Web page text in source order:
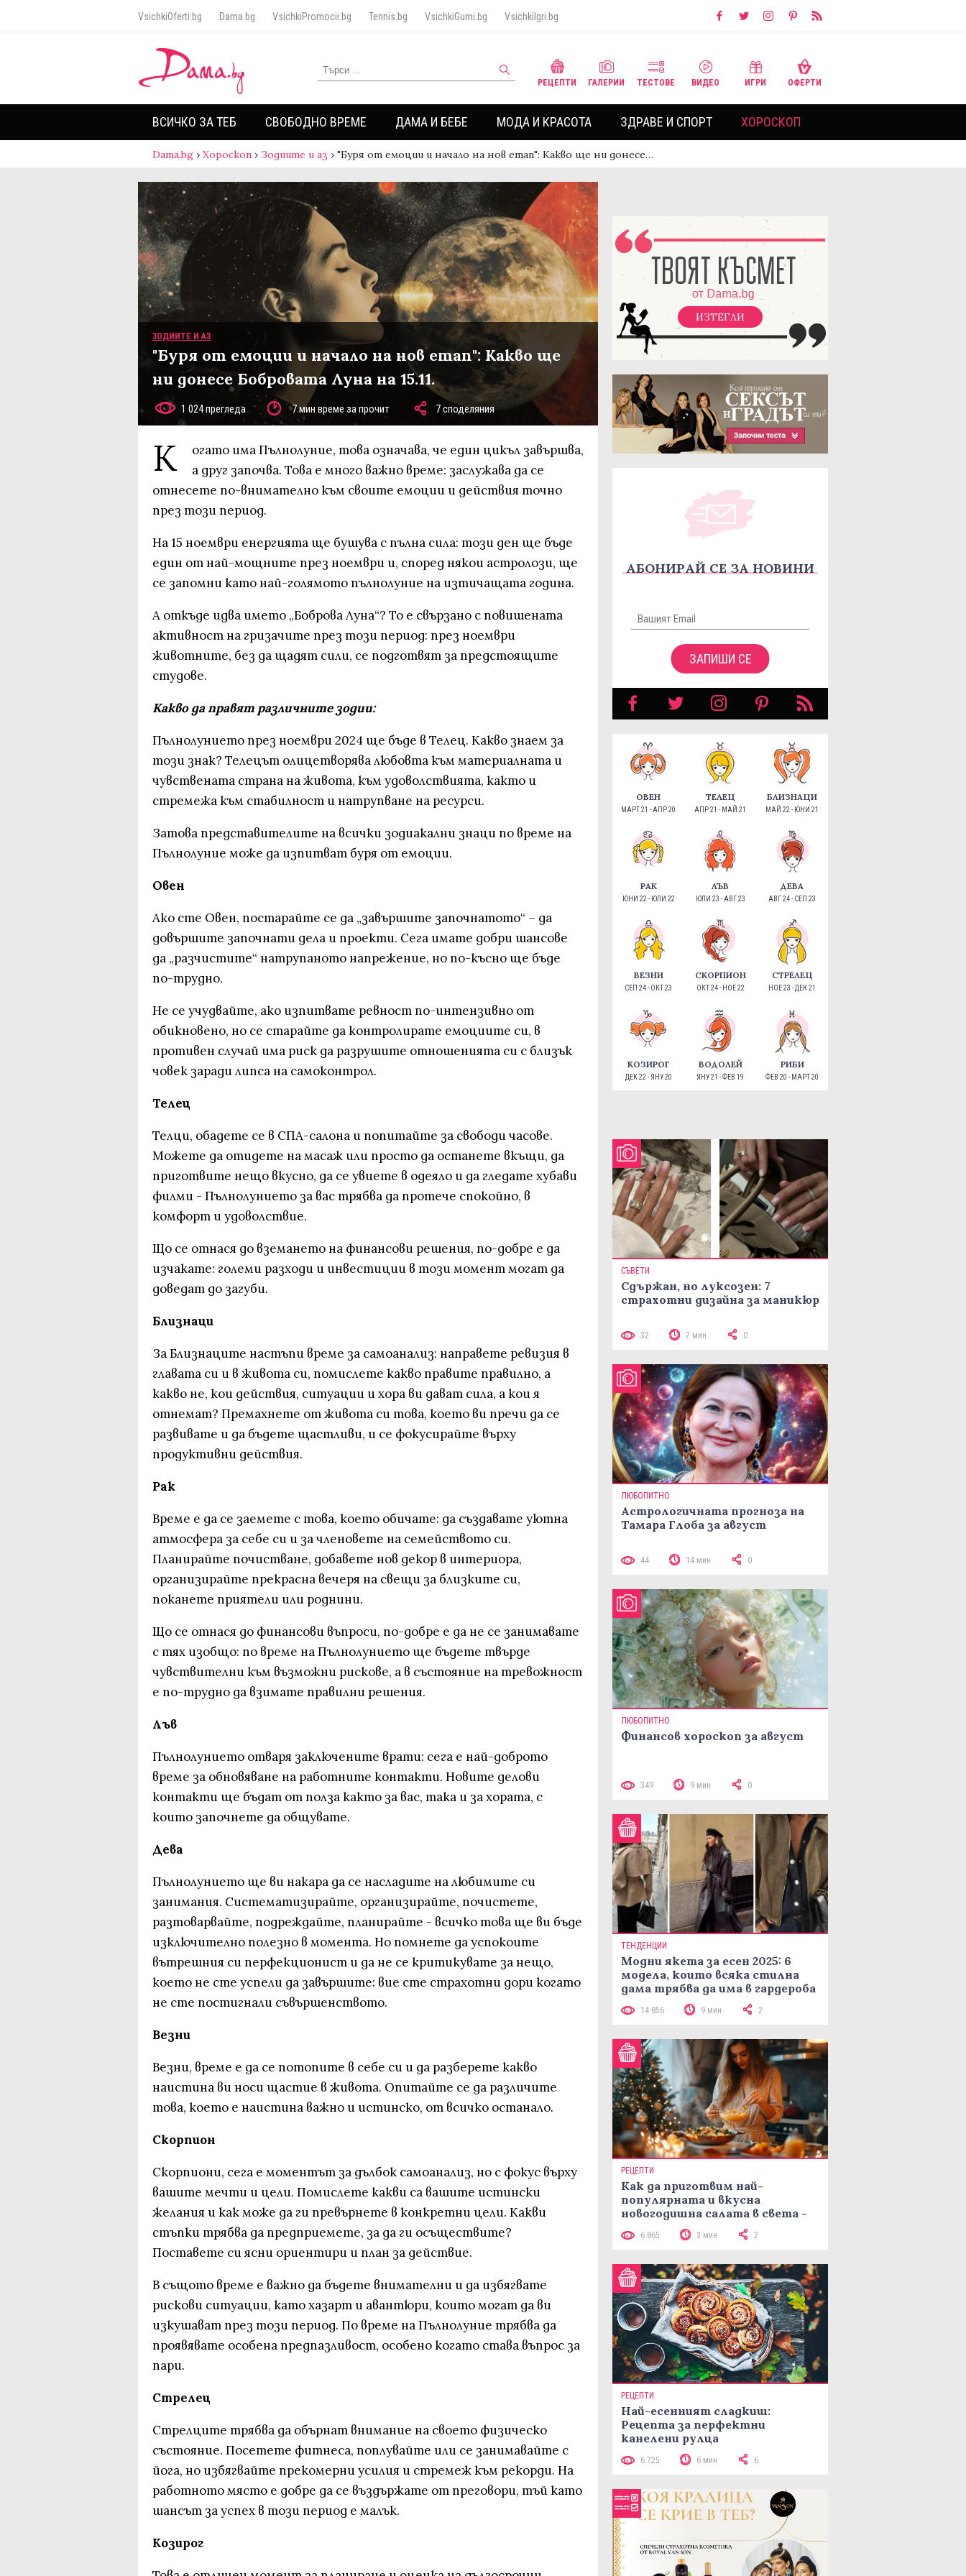
VsichkiOferti.bg Dama.bg VsichkiPromocii.bg Tennis.bg VsichkiGumi.bg VsichkiIgri.bg
РЕЦЕПТИ ГАЛЕРИИ ТЕСТОВЕ ВИДЕО ИГРИ ОФЕРТИ
ВСИЧКО ЗА ТЕБ СВОБОДНО ВРЕМЕ ДАМА И БЕБЕ МОДА И КРАСОТА ЗДРАВЕ И СПОРТ ХОРОСКОП
Dama.bg › Хороскоп › Зодиите и аз › "Буря от емоции и начало на нов етап": Какво ще ни донесе…
ЗОДИИТЕ И АЗ
"Буря от емоции и начало на нов етап": Какво ще
ни донесе Бобровата Луна на 15.11.
1 024 прегледа 7 мин време за прочит 7 споделяния
К
огато има Пълнолуние, това означава, че един цикъл завършва,
а друг започва. Това е много важно време: заслужава да се
отнесете по-внимателно към своите емоции и действия точно
през този период.
На 15 ноември енергията ще бушува с пълна сила: този ден ще бъде
един от най-мощните през ноември и, според някои астролози, ще
се запомни като най-голямото пълнолуние на изтичащата година.
А откъде идва името „Боброва Луна“? То е свързано с повишената
активност на гризачите през този период: през ноември
животните, без да щадят сили, се подготвят за предстоящите
студове.
Какво да правят различните зодии:
Пълнолунието през ноември 2024 ще бъде в Телец. Какво знаем за
този знак? Телецът олицетворява любовта към материалната и
чувствената страна на живота, към удоволствията, както и
стремежа към стабилност и натрупване на ресурси.
Затова представителите на всички зодиакални знаци по време на
Пълнолуние може да изпитват буря от емоции.
Овен
Ако сте Овен, постарайте се да „завършите започнатото“ – да
довършите започнати дела и проекти. Сега имате добри шансове
да „разчистите“ натрупаното напрежение, но по-късно ще бъде
по-трудно.
Не се учудвайте, ако изпитвате ревност по-интензивно от
обикновено, но се старайте да контролирате емоциите си, в
противен случай има риск да разрушите отношенията си с близък
човек заради липса на самоконтрол.
Телец
Телци, обадете се в СПА-салона и попитайте за свободи часове.
Можете да отидете на масаж или просто да останете вкъщи, да
приготвите нещо вкусно, да се увиете в одеяло и да гледате хубави
филми - Пълнолунието за вас трябва да протече спокойно, в
комфорт и удоволствие.
Що се отнася до вземането на финансови решения, по-добре е да
изчакате: големи разходи и инвестиции в този момент могат да
доведат до загуби.
Близнаци
За Близнаците настъпи време за самоанализ: направете ревизия в
главата си и в живота си, помислете какво правите правилно, а
какво не, кои действия, ситуации и хора ви дават сила, а кои я
отнемат? Премахнете от живота си това, което ви пречи да се
развивате и да бъдете щастливи, и се фокусирайте върху
продуктивни действия.
Рак
Време е да се заемете с това, което обичате: да създавате уютна
атмосфера за себе си и за членовете на семейството си.
Планирайте почистване, добавете нов декор в интериора,
организирайте прекрасна вечеря на свещи за близките си,
поканете приятели или роднини.
Що се отнася до финансови въпроси, по-добре е да не се занимавате
с тях изобщо: по време на Пълнолунието ще бъдете твърде
чувствителни към възможни рискове, а в състояние на тревожност
е по-трудно да взимате правилни решения.
Лъв
Пълнолунието отваря заключените врати: сега е най-доброто
време за обновяване на работните контакти. Новите делови
контакти ще бъдат от полза както за вас, така и за хората, с
които започнете да общувате.
Дева
Пълнолунието ще ви накара да се насладите на любимите си
занимания. Систематизирайте, организирайте, почистете,
разтоварвайте, подреждайте, планирайте - всичко това ще ви бъде
изключително полезно в момента. Но помнете да успокоите
вътрешния си перфекционист и да не се критикувате за нещо,
което не сте успели да завършите: вие сте страхотни дори когато
не сте постигнали съвършенството.
Везни
Везни, време е да се потопите в себе си и да разберете какво
наистина ви носи щастие в живота. Опитайте се да различите
това, което е наистина важно и истинско, от всичко останало.
Скорпион
Скорпиони, сега е моментът за дълбок самоанализ, но с фокус върху
вашите мечти и цели. Помислете какви са вашите истински
желания и как може да ги превърнете в конкретни цели. Какви
стъпки трябва да предприемете, за да ги осъществите?
Поставете си ясни ориентири и план за действие.
В същото време е важно да бъдете внимателни и да избягвате
рискови ситуации, като хазарт и авантюри, които могат да ви
изкушават през този период. По време на Пълнолуние трябва да
проявявате особена предпазливост, особено когато става въпрос за
пари.
Стрелец
Стрелците трябва да обърнат внимание на своето физическо
състояние. Посетете фитнеса, поплувайте или се занимавайте с
йога, но избягвайте прекомерни усилия и стремеж към рекорди. На
работното място е добре да се въздържате от преговори, тъй като
шансът за успех в този период е малък.
Козирог
ИЗТЕГЛИ
АБОНИРАЙ СЕ ЗА НОВИНИ
ЗАПИШИ СЕ
ОВЕН
МАРТ 21 - АПР 20
ТЕЛЕЦ
АПР 21 - МАЙ 21
БЛИЗНАЦИ
МАЙ 22 - ЮНИ 21
РАК
ЮНИ 22 - ЮЛИ 22
ЛЪВ
ЮЛИ 23 - АВГ 23
ДЕВА
АВГ 24 - СЕП 23
ВЕЗНИ
СЕП 24 - ОКТ 23
СКОРПИОН
ОКТ 24 - НОЕ 22
СТРЕЛЕЦ
НОЕ 23 - ДЕК 21
КОЗИРОГ
ДЕК 22 - ЯНУ 20
ВОДОЛЕЙ
ЯНУ 21 - ФЕВ 19
РИБИ
ФЕВ 20 - МАРТ 20
СЪВЕТИ
Сдържан, но луксозен: 7
страхотни дизайна за маникюр
32 7 мин 0
ЛЮБОПИТНО
Астрологичната прогноза на
Тамара Глоба за август
44 14 мин 0
ЛЮБОПИТНО
Финансов хороскоп за август
349 9 мин 0
ТЕНДЕНЦИИ
Модни якета за есен 2025: 6
модела, които всяка стилна
дама трябва да има в гардероба
14 856 9 мин 2
РЕЦЕПТИ
Как да приготвим най-
популярната и вкусна
новогодишна салата в света -
рецепта Мимоза
6 865 3 мин 2
РЕЦЕПТИ
Най-есенният сладкиш:
Рецепта за перфектни
канелени рулца
6 725 6 мин 6